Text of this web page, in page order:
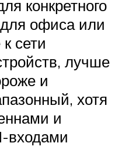
конкретного
офиса или
сети
лучше
и
хотя
и
входами